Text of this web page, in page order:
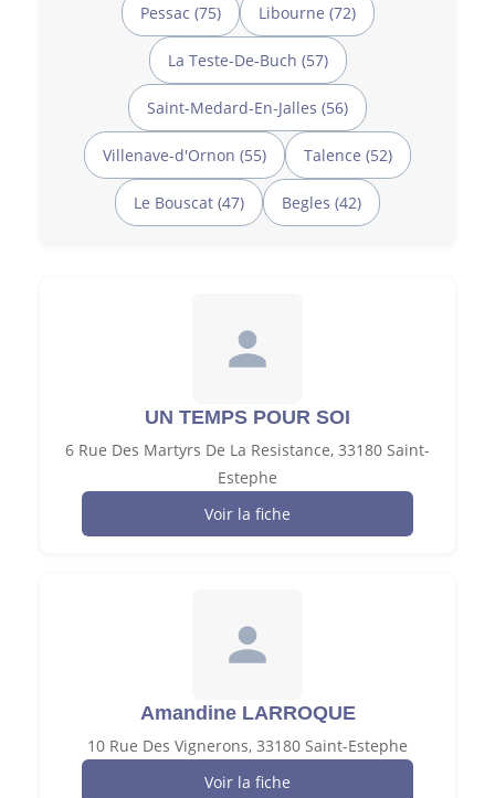
Pessac (75) Libourne (72)
La Teste-De-Buch (57)
Saint-Medard-En-Jalles (56)
Villenave-d'Ornon (55) Talence (52)
Le Bouscat (47) Begles (42)
UN TEMPS POUR SOI
6 Rue Des Martyrs De La Resistance, 33180 Saint-
Estephe
Voir la fiche
Amandine LARROQUE
10 Rue Des Vignerons, 33180 Saint-Estephe
Voir la fiche